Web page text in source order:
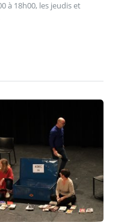
à 18h00, les jeudis et